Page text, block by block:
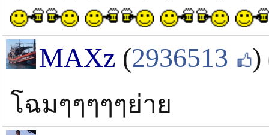
MAXz (2936513 )
โฉมๆๆๆๆๆย่าย